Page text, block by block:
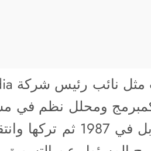
كمبرمج ومحلل نظم
وكان فيل قد انضم